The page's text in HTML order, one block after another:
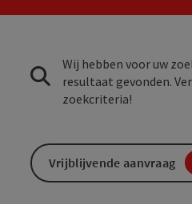
Wij hebben voor uw
resultaat gevonden.
zoekcriteria!
Vrijblijvende aanvraag